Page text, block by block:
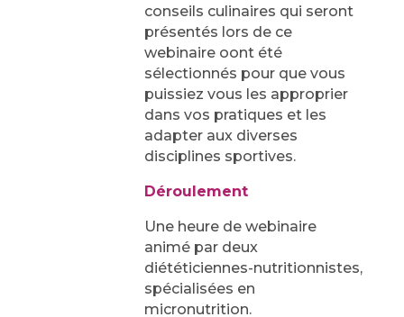
conseils culinaires qui seront
présentés lors de ce
webinaire oont été
sélectionnés pour que vous
puissiez vous les approprier
dans vos pratiques et les
adapter aux diverses
disciplines sportives.
Déroulement
Une heure de webinaire
animé par deux
diététiciennes-nutritionnistes,
spécialisées en
micronutrition.